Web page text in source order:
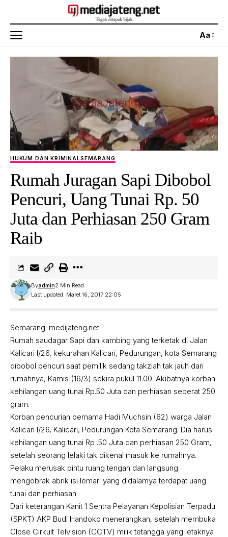
Aa
HUKUM DAN KRIMINALSEMARANG
Rumah Juragan Sapi Dibobol
Pencuri, Uang Tunai Rp. 50
Juta dan Perhiasan 250 Gram
Raib
Last updated: Maret 16, 2017 22:05
Byadmin2 Min Read
Semarang-medijateng.net
Rumah saudagar Sapi dan kambing yang terketak di Jalan
Kalicari I/26, kekurahan Kalicari, Pedurungan, kota Semarang
dibobol pencuri saat pemilik sedang takziah tak jauh dari
rumahnya, Kamis (16/3) sekira pukul 11.00. Akibatnya korban
kehilangan uang tunai Rp.50 Juta dan perhiasan seberat 250
gram.
Korban pencurian bernama Hadi Muchsin (62) warga Jalan
Kalicari I/26, Kalicari, Pedurungan Kota Semarang. Dia harus
kehilangan uang tunai Rp .50 Juta dan perhiasan 250 Gram,
setelah seorang lelaki tak dikenal masuk ke rumahnya.
Pelaku merusak pintu ruang tengah dan langsung
mengobrak abrik isi lemari yang didalamya terdapat uang
tunai dan perhiasan
Dari keterangan Kanit 1 Sentra Pelayanan Kepolisian Terpadu
(SPKT) AKP Budi Handoko menerangkan, setelah membuka
Close Cirkuit Telvision (CCTV) milik tetangga yang letaknya